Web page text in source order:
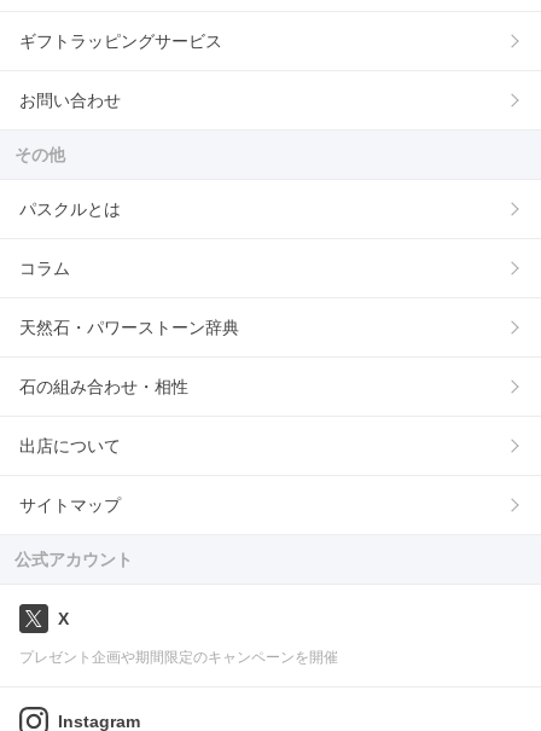
ギフトラッピングサービス
お問い合わせ
その他
パスクルとは
コラム
天然石・パワーストーン辞典
石の組み合わせ・相性
出店について
サイトマップ
公式アカウント
X
プレゼント企画や期間限定のキャンペーンを開催
Instagram